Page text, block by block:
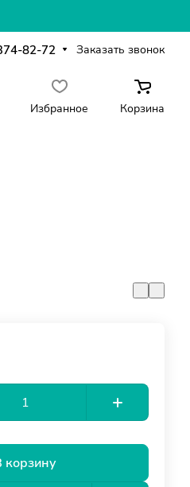
82-72 Заказать звонок
Избранное Корзина
корзину